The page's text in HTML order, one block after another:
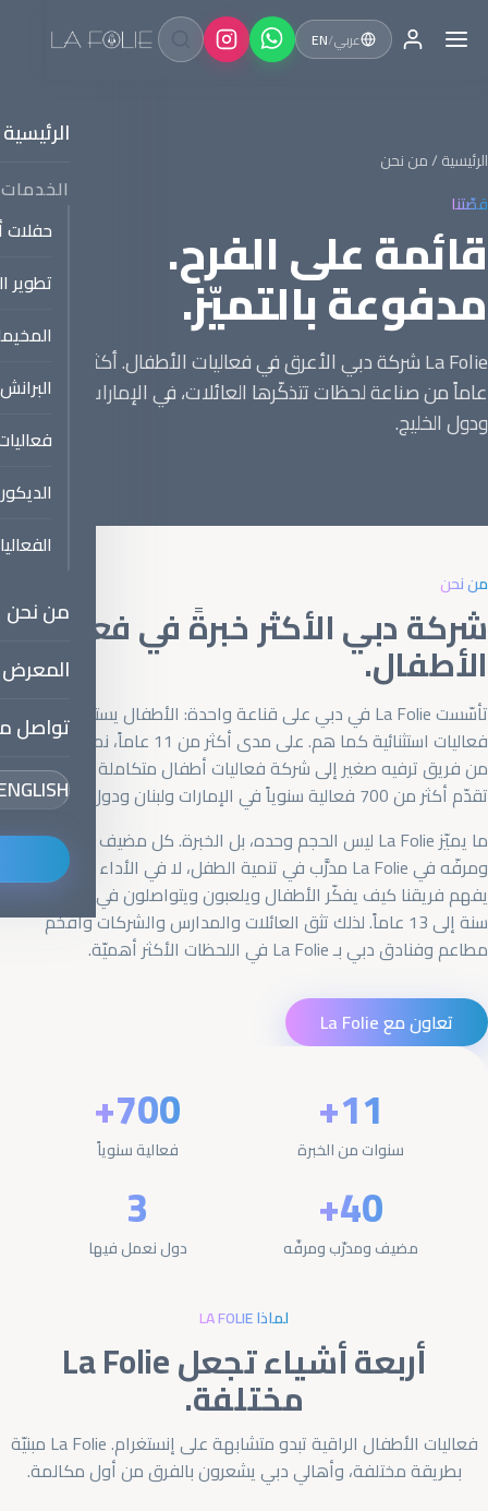
عربي/
EN
الرئيسية
الخدمات
حفلات
تطوير
البرانش
الديكور
من نحن
المعرض
تواصل
الرئيسية/ من نحن
قصّتنا
قائمة على الفرح.
مدفوعة بالتميّز.
عاماً من صناعة لحظات تتذكّرها العائلات، في الإمارات ولبنان
ودول الخليج.
من نحن
شركة دبي الأكثر خبرةً في فعاليات
الأطفال.
تأسّست La Folie في دبي على قناعة واحدة: الأطفال يستحقّون
فعاليات استثنائية كما هم. على مدى أكثر من 11 عاماً، نمت La Folie
من فريق ترفيه صغير إلى شركة فعاليات أطفال متكاملة الخدمات،
تقدّم أكثر من 700 فعالية سنوياً في الإمارات ولبنان ودول الخليج.
ما يميّز La Folie ليس الحجم وحده، بل الخبرة. كل مضيف ومدرّب
ومرفّه في La Folie مدرَّب في تنمية الطفل، لا في الأداء فحسب.
يفهم فريقنا كيف يفكّر الأطفال ويلعبون ويتواصلون في كل عمر، من
سنة إلى 13 عاماً. لذلك تثق العائلات والمدارس والشركات وأفخم
مطاعم وفنادق دبي بـ La Folie في اللحظات الأكثر أهميّة.
تعاون مع La Folie
+11
سنوات من الخبرة
+700
فعالية سنوياً
+40
مضيف ومدرّب ومرفّه
3
دول نعمل فيها
لماذا LA FOLIE
أربعة أشياء تجعل La Folie
مختلفة.
فعاليات الأطفال الراقية تبدو متشابهة على إنستغرام. La Folie مبنيّة
بطريقة مختلفة، وأهالي دبي يشعرون بالفرق من أول مكالمة.